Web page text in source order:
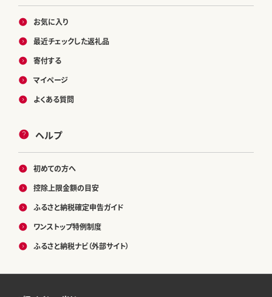
お気に入り
最近チェックした返礼品
寄付する
マイページ
よくある質問
ヘルプ
初めての方へ
控除上限金額の目安
ふるさと納税確定申告ガイド
ワンストップ特例制度
ふるさと納税ナビ（外部サイト）